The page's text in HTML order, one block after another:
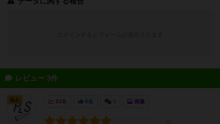
レビュー 3件
83名 0名 画像
仙人